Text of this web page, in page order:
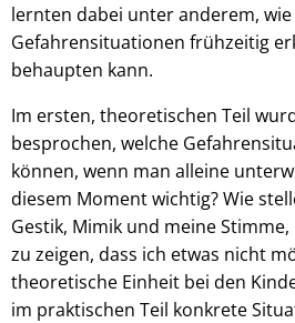
lernten dabei unter anderem,
Gefahrensituationen frühzeitig
behaupten kann.
Im ersten, theoretischen Teil
besprochen, welche
können, wenn man alleine
diesem Moment wichtig? Wie
Gestik, Mimik und meine
zu zeigen, dass ich etwas nicht
theoretische Einheit bei den
im praktischen Teil konkrete